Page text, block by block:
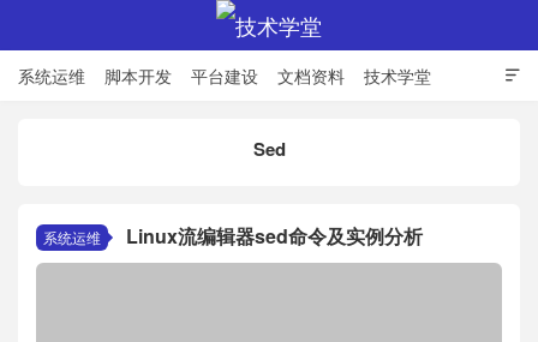

系统运维 脚本开发 平台建设 文档资料 技术学堂
Sed
系统运维 Linux流编辑器sed命令及实例分析